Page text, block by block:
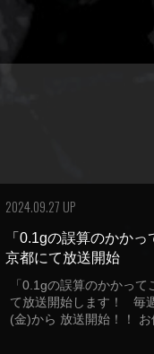
2024.09.27 UP
「0.1gの誤算のかか
京都にて放送開始
「0.1gの誤算のかかっ
て放送開始します！ 毎
(金)から 放送開始！！